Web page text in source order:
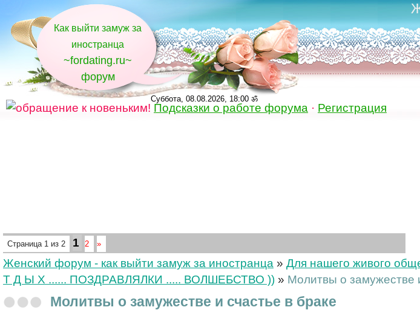
Как выйти замуж за
иностранца
~fordating.ru~
форум
Суббота, 08.08.2026, 18:00 ॐ
Подсказки о работе форума · Регистрация
Страница 1 из 2 1 2 »
Женский форум - как выйти замуж за иностранца » Для нашего живого
Т Д Ы Х ...... ПОЗДРАВЛЯЛКИ ..... ВОЛШЕБСТВО )) » Молитвы о замужестве
Молитвы о замужестве и счастье в браке